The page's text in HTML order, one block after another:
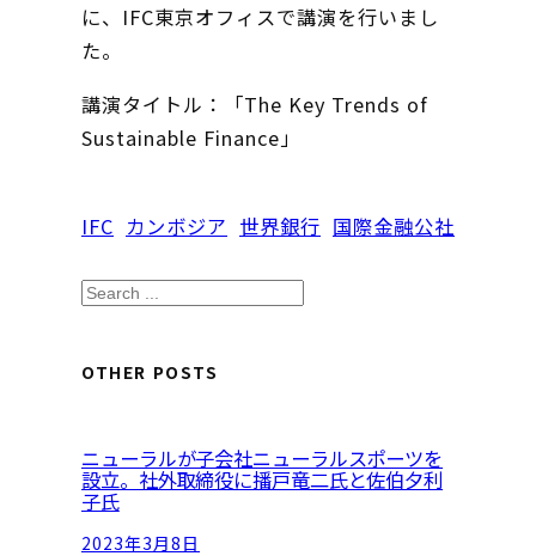
に、IFC東京オフィスで講演を行いまし
た。
講演タイトル：「The Key Trends of
Sustainable Finance」
IFC カンボジア 世界銀行 国際金融公社
S
a
h
OTHER POSTS
ニューラルが子会社ニューラルスポーツを
設立。社外取締役に播戸竜二氏と佐伯夕利
子氏
2023年3月8日